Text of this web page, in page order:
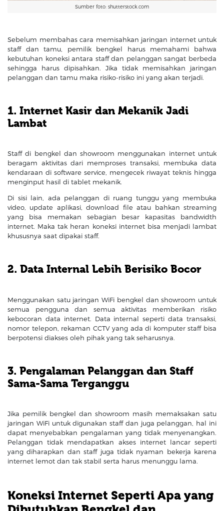
Sumber foto: shutterstock.com
Sebelum membahas cara memisahkan jaringan internet untuk
staff dan tamu, pemilik bengkel harus memahami bahwa
kebutuhan koneksi antara staff dan pelanggan sangat berbeda
sehingga harus dipisahkan. Jika tidak memisahkan jaringan
pelanggan dan tamu maka risiko-risiko ini yang akan terjadi.
1. Internet Kasir dan Mekanik Jadi
Lambat
Staff di bengkel dan showroom menggunakan internet untuk
beragam aktivitas dari memproses transaksi, membuka data
kendaraan di software service, mengecek riwayat teknis hingga
menginput hasil di tablet mekanik.
Di sisi lain, ada pelanggan di ruang tunggu yang membuka
video, update aplikasi, download file atau bahkan streaming
yang bisa memakan sebagian besar kapasitas bandwidth
internet. Maka tak heran koneksi internet bisa menjadi lambat
khususnya saat dipakai staff.
2. Data Internal Lebih Berisiko Bocor
Menggunakan satu jaringan WiFi bengkel dan showroom untuk
semua pengguna dan semua aktivitas memberikan risiko
kebocoran data internet. Data internal seperti data transaksi,
nomor telepon, rekaman CCTV yang ada di komputer staff bisa
berpotensi diakses oleh pihak yang tak seharusnya.
3. Pengalaman Pelanggan dan Staff
Sama-Sama Terganggu
Jika pemilik bengkel dan showroom masih memaksakan satu
jaringan WiFi untuk digunakan staff dan juga pelanggan, hal ini
dapat menyebabkan pengalaman yang tidak menyenangkan.
Pelanggan tidak mendapatkan akses internet lancar seperti
yang diharapkan dan staff juga tidak nyaman bekerja karena
internet lemot dan tak stabil serta harus menunggu lama.
Koneksi Internet Seperti Apa yang